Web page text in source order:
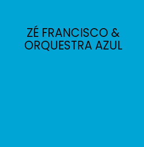
ZÉ FRANCISCO &
ORQUESTRA AZUL